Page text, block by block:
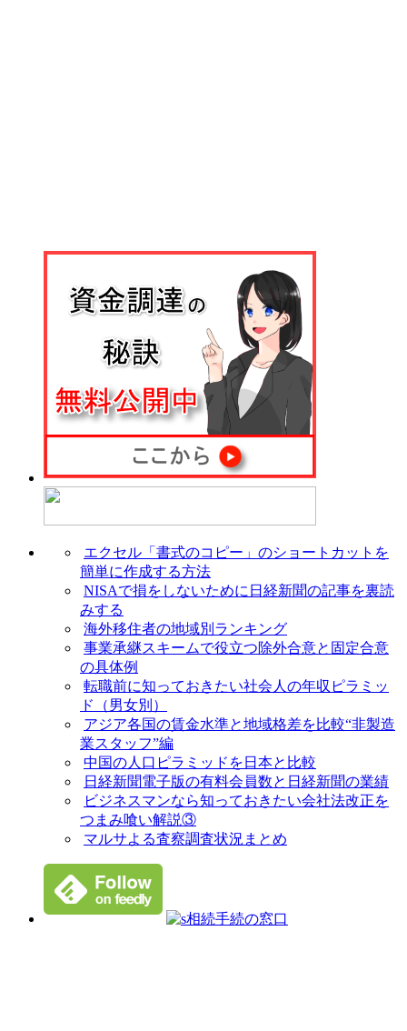
エクセル「書式のコピー」のショートカットを
簡単に作成する方法
NISAで損をしないために日経新聞の記事を裏読
みする
海外移住者の地域別ランキング
事業承継スキームで役立つ除外合意と固定合意
の具体例
転職前に知っておきたい社会人の年収ピラミッ
ド（男女別）
アジア各国の賃金水準と地域格差を比較“非製造
業スタッフ”編
中国の人口ピラミッドを日本と比較
日経新聞電子版の有料会員数と日経新聞の業績
ビジネスマンなら知っておきたい会社法改正を
つまみ喰い解説③
マルサよる査察調査状況まとめ